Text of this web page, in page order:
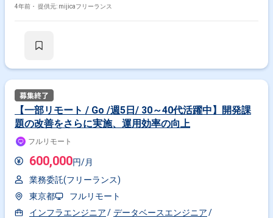
インテリアECにおける業界トップクラスとして、企画製造から販売まで一
す。 現在、70名を超えるエンジニアが在籍しておりますが、インテリア×
応 ------------------------------------------ 【開発環境】 ・開発言語/フレームワーク Swift
/ RxSwift / ReactorKit / GraphQL ・主な使用ツール Slack / Backlog / G
Suite GitHub / Bitrise / NewRelic Xcode / Firebase / Fastlane ------------------------
------------------
4年前・ 提供元: mijicaフリーランス
【一部リモート / Go /週5日/ 30～40代活躍中】開発課
題の改善をさらに実施、運用効率の向上
フルリモート
600,000円/月
業務委託(フリーランス)
東京都
フルリモート
インフラエンジニア
データベースエンジニア